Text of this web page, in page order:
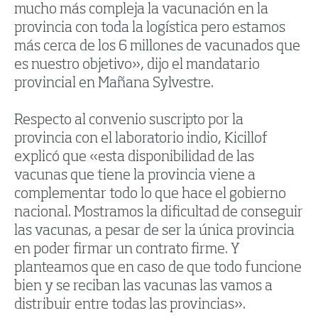
mucho más compleja la vacunación en la
provincia con toda la logística pero estamos
más cerca de los 6 millones de vacunados que
es nuestro objetivo», dijo el mandatario
provincial en Mañana Sylvestre.
Respecto al convenio suscripto por la
provincia con el laboratorio indio, Kicillof
explicó que «esta disponibilidad de las
vacunas que tiene la provincia viene a
complementar todo lo que hace el gobierno
nacional. Mostramos la dificultad de conseguir
las vacunas, a pesar de ser la única provincia
en poder firmar un contrato firme. Y
planteamos que en caso de que todo funcione
bien y se reciban las vacunas las vamos a
distribuir entre todas las provincias».